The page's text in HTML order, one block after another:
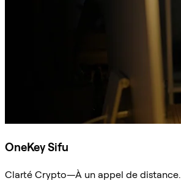
OneKey Sifu
Clarté Crypto—À un appel de distance.